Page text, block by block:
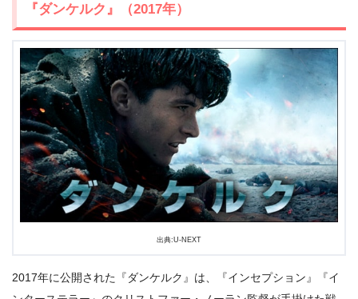
『ダンケルク』（2017年）
出典:U-NEXT
2017年に公開された『ダンケルク』は、『インセプション』『イ